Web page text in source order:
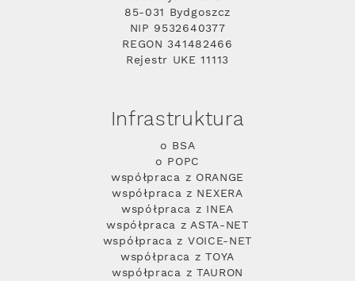
85-031 Bydgoszcz
NIP 9532640377
REGON 341482466
Rejestr UKE 11113
Infrastruktura
o BSA
o POPC
współpraca z ORANGE
współpraca z NEXERA
współpraca z INEA
współpraca z ASTA-NET
współpraca z VOICE-NET
współpraca z TOYA
współpraca z TAURON